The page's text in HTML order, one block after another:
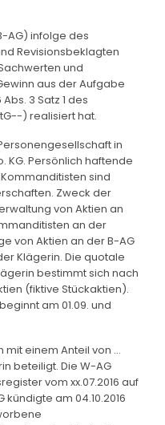
AG) infolge des
Revisionsbeklagten
und
aus der Aufgabe
3 Satz 1 des
) realisiert hat.
in
KG. Persönlich haftende
sind
Zweck der
von Aktien an
an der
von Aktien an der B-AG
Klägerin. Die quotale
bestimmt sich nach
(fiktive Stückaktien).
am 01.09. und
einem Anteil von ...
beteiligt. Die W-AG
vom xx.07.2016 auf
am 04.10.2016